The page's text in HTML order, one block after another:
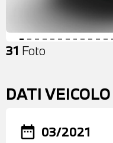
31 Foto
DATI VEICOLO
date_range 03/2021